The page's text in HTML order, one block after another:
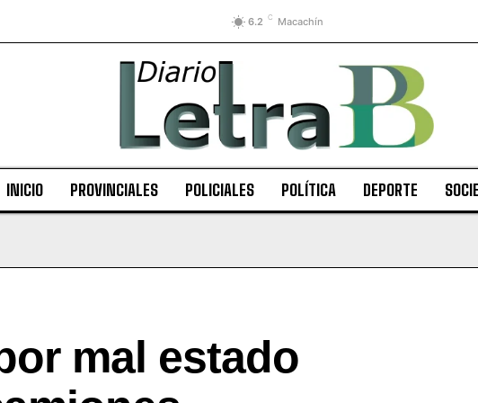
6.2 C Macachín
INICIO PROVINCIALES POLICIALES POLÍTICA DEPORTE
mal estado